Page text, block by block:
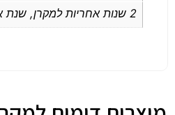
2 שנות אחריות למקרן, שנת אחריות לנורה